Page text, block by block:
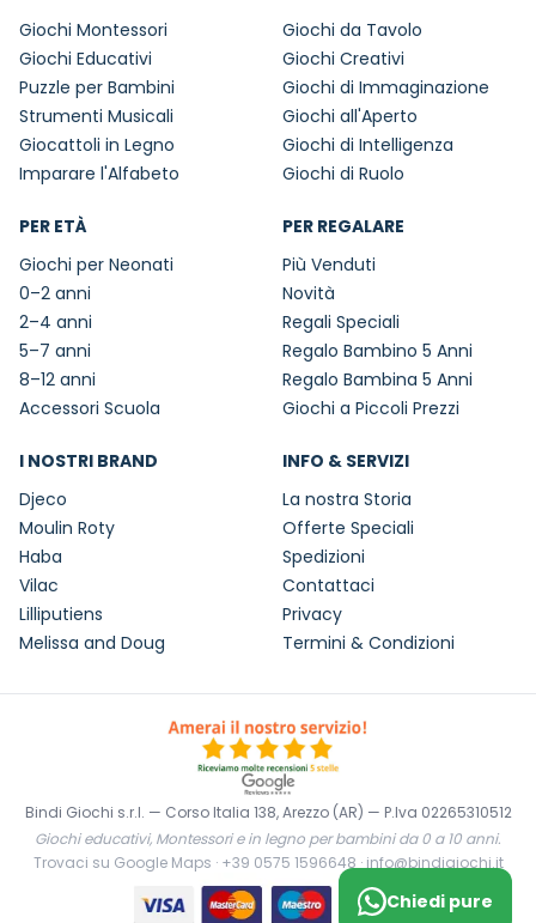
Giochi Montessori
Giochi Educativi
Puzzle per Bambini
Strumenti Musicali
Giocattoli in Legno
Imparare l'Alfabeto
Giochi da Tavolo
Giochi Creativi
Giochi di Immaginazione
Giochi all'Aperto
Giochi di Intelligenza
Giochi di Ruolo
PER ETÀ
Giochi per Neonati
0–2 anni
2–4 anni
5–7 anni
8–12 anni
Accessori Scuola
PER REGALARE
Più Venduti
Novità
Regali Speciali
Regalo Bambino 5 Anni
Regalo Bambina 5 Anni
Giochi a Piccoli Prezzi
I NOSTRI BRAND
Djeco
Moulin Roty
Haba
Vilac
Lilliputiens
Melissa and Doug
INFO & SERVIZI
La nostra Storia
Offerte Speciali
Spedizioni
Contattaci
Privacy
Termini & Condizioni
Bindi Giochi s.r.l. — Corso Italia 138, Arezzo (AR) — P.Iva 02265310512
Giochi educativi, Montessori e in legno per bambini da 0 a 10 anni.
Trovaci su Google Maps · +39 0575 1596648 · info@bindigiochi.it
Chiedi pure